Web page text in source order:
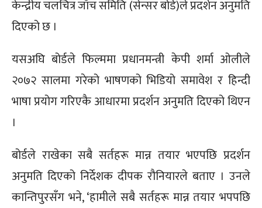
केन्द्रीय चलचित्र जाँच समिति (सेन्सर बोर्ड)ले प्रदर्शन अनुमति
दिएको छ ।
यसअघि बोर्डले फिल्ममा प्रधानमन्त्री केपी शर्मा ओलीले
२०७२ सालमा गरेको भाषणको भिडियो समावेश र हिन्दी
भाषा प्रयोग गरिएकै आधारमा प्रदर्शन अनुमति दिएको थिएन
।
बोर्डले राखेका सबै सर्तहरू मान्न तयार भएपछि प्रदर्शन
अनुमति दिएको निर्देशक दीपक रौनियारले बताए । उनले
कान्तिपुरसँग भने, ‘हामीले सबै सर्तहरू मान्न तयार भपपछि